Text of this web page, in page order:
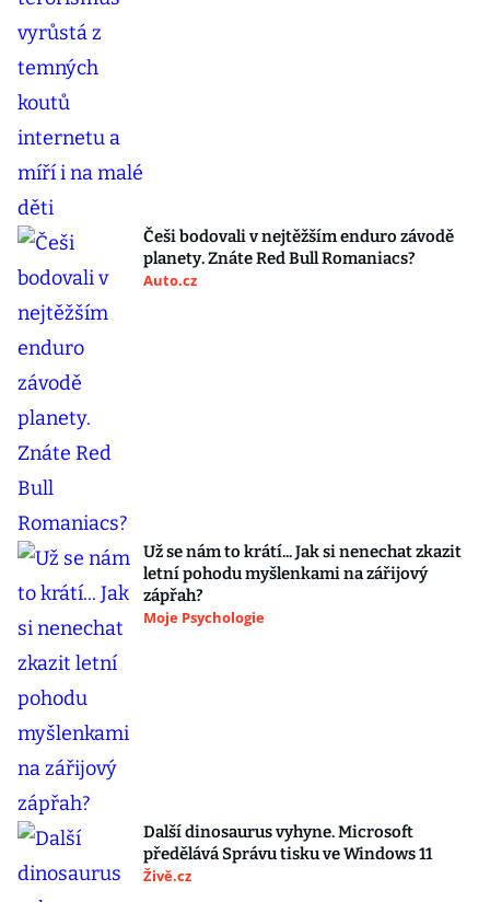
Češi bodovali v nejtěžším enduro závodě
planety. Znáte Red Bull Romaniacs?
Auto.cz
Už se nám to krátí... Jak si nenechat zkazit
letní pohodu myšlenkami na zářijový
zápřah?
Moje Psychologie
Další dinosaurus vyhyne. Microsoft
předělává Správu tisku ve Windows 11
Živě.cz